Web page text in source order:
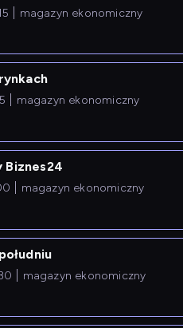
magazyn ekonomiczny
magazyn ekonomiczny
Biznes24
magazyn ekonomiczny
magazyn ekonomiczny